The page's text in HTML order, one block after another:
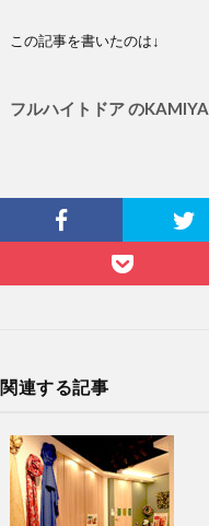
この記事を書いたのは↓
フルハイトドア のKAMIYA
関連する記事